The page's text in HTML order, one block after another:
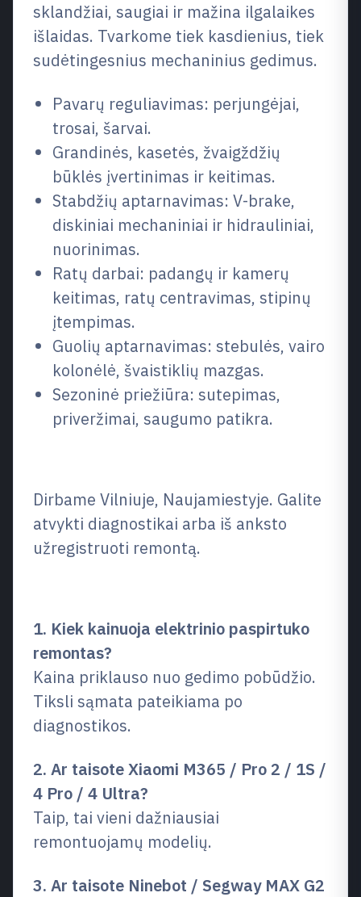
sklandžiai, saugiai ir mažina ilgalaikes
išlaidas. Tvarkome tiek kasdienius, tiek
sudėtingesnius mechaninius gedimus.
Pavarų reguliavimas: perjungėjai,
trosai, šarvai.
Grandinės, kasetės, žvaigždžių
būklės įvertinimas ir keitimas.
Stabdžių aptarnavimas: V-brake,
diskiniai mechaniniai ir hidrauliniai,
nuorinimas.
Ratų darbai: padangų ir kamerų
keitimas, ratų centravimas, stipinų
įtempimas.
Guolių aptarnavimas: stebulės, vairo
kolonėlė, švaistiklių mazgas.
Sezoninė priežiūra: sutepimas,
priveržimai, saugumo patikra.
Dirbame Vilniuje, Naujamiestyje. Galite
atvykti diagnostikai arba iš anksto
užregistruoti remontą.
1. Kiek kainuoja elektrinio paspirtuko
remontas?
Kaina priklauso nuo gedimo pobūdžio.
Tiksli sąmata pateikiama po
diagnostikos.
2. Ar taisote Xiaomi M365 / Pro 2 / 1S /
4 Pro / 4 Ultra?
Taip, tai vieni dažniausiai
remontuojamų modelių.
3. Ar taisote Ninebot / Segway MAX G2